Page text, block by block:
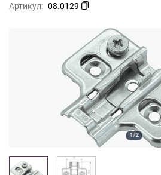
Артикул: 08.0129
1/2